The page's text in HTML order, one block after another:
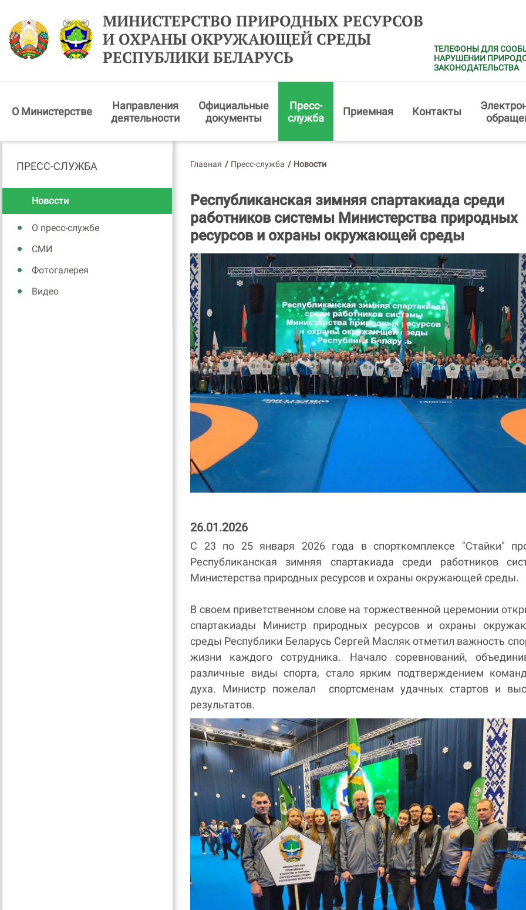
МИНИСТЕРСТВО ПРИРОДНЫХ РЕСУРСОВ
И ОХРАНЫ ОКРУЖАЮЩЕЙ СРЕДЫ
РЕСПУБЛИКИ БЕЛАРУСЬ
ТЕЛЕФОНЫ ДЛЯ
НАРУШЕНИИ
ЗАКОНОДАТЕЛЬСТВА
О Министерстве
Направления
деятельности
Официальные
документы
Пресс-
служба
Приемная Контакты
ПРЕСС-СЛУЖБА
Новости
О пресс-службе
СМИ
Фотогалерея
Видео
Главная / Пресс-служба / Новости
Республиканская зимняя спартакиада среди
работников системы Министерства природных
ресурсов и охраны окружающей среды
26.01.2026
C 23 по 25 января 2026 года в спорткомплексе "Стайки"
Республиканская зимняя спартакиада среди работников
Министерства природных ресурсов и охраны окружающей среды.
В своем приветственном слове на торжественной церемонии
спартакиады Министр природных ресурсов и охраны
среды Республики Беларусь Сергей Масляк отметил важность
жизни каждого сотрудника. Начало соревнований,
различные виды спорта, стало ярким подтверждением
духа. Министр пожелал спортсменам удачных стартов и
результатов.